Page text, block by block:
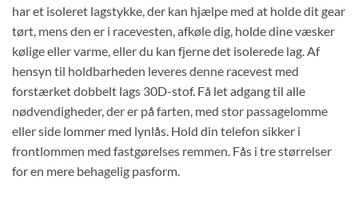
har et isoleret lagstykke, der kan hjælpe med at holde dit gear
tørt, mens den er i racevesten, afkøle dig, holde dine væsker
kølige eller varme, eller du kan fjerne det isolerede lag. Af
hensyn til holdbarheden leveres denne racevest med
forstærket dobbelt lags 30D-stof. Få let adgang til alle
nødvendigheder, der er på farten, med stor passagelomme
eller side lommer med lynlås. Hold din telefon sikker i
frontlommen med fastgørelses remmen. Fås i tre størrelser
for en mere behagelig pasform.